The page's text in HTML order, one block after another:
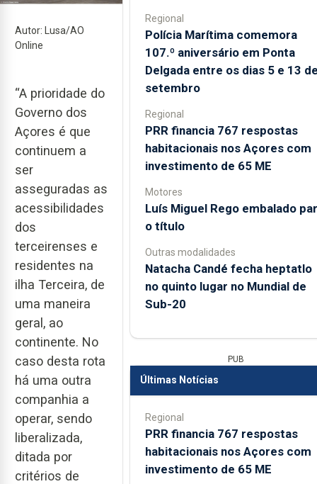
Autor: Lusa/AO
Online
“A prioridade do
Governo dos
Açores é que
continuem a
ser
asseguradas as
acessibilidades
dos
terceirenses e
residentes na
ilha Terceira, de
uma maneira
geral, ao
continente. No
caso desta rota
há uma outra
companhia a
operar, sendo
liberalizada,
ditada por
critérios de
Regional
Polícia Marítima comemora
107.º aniversário em Ponta
Delgada entre os dias 5 e 13
setembro
Regional
PRR financia 767 respostas
habitacionais nos Açores com
investimento de 65 ME
Motores
Luís Miguel Rego embalado
o título
Outras modalidades
Natacha Candé fecha heptatlo
no quinto lugar no Mundial de
Sub-20
PUB
Últimas Notícias
Regional
PRR financia 767 respostas
habitacionais nos Açores com
investimento de 65 ME